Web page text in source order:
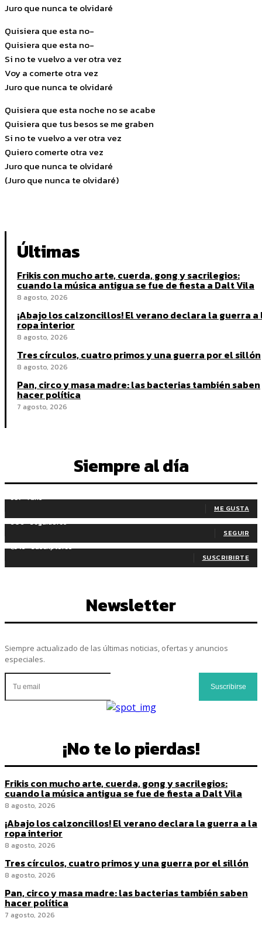
Juro que nunca te olvidaré
Quisiera que esta no-
Quisiera que esta no-
Si no te vuelvo a ver otra vez
Voy a comerte otra vez
Juro que nunca te olvidaré
Quisiera que esta noche no se acabe
Quisiera que tus besos se me graben
Si no te vuelvo a ver otra vez
Quiero comerte otra vez
Juro que nunca te olvidaré
(Juro que nunca te olvidaré)
Últimas
Frikis con mucho arte, cuerda, gong y sacrilegios:
cuando la música antigua se fue de fiesta a Dalt Vila
8 agosto, 2026
¡Abajo los calzoncillos! El verano declara la guerra a
ropa interior
8 agosto, 2026
Tres círculos, cuatro primos y una guerra por el sillón
8 agosto, 2026
Pan, circo y masa madre: las bacterias también saben
hacer política
7 agosto, 2026
Siempre al día
937 Fans
ME GUSTA
606 Seguidores
SEGUIR
1,345 Suscriptores
SUSCRIBIRTE
Newsletter
Siempre actualizado de las últimas noticias, ofertas y anuncios
especiales.
Suscribirse
¡No te lo pierdas!
Frikis con mucho arte, cuerda, gong y sacrilegios:
cuando la música antigua se fue de fiesta a Dalt Vila
8 agosto, 2026
¡Abajo los calzoncillos! El verano declara la guerra a la
ropa interior
8 agosto, 2026
Tres círculos, cuatro primos y una guerra por el sillón
8 agosto, 2026
Pan, circo y masa madre: las bacterias también saben
hacer política
7 agosto, 2026